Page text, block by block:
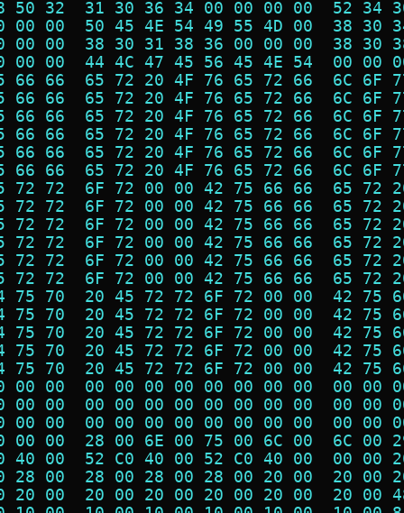
50 32  31 30 36 34 00 00 00 00  52
00 00  50 45 4E 54 49 55 4D 00  38
00 00  38 30 31 38 36 00 00 00  38
00 00  44 4C 47 45 56 45 4E 54  00
66 66  65 72 20 4F 76 65 72 66  6C
66 66  65 72 20 4F 76 65 72 66  6C
66 66  65 72 20 4F 76 65 72 66  6C
66 66  65 72 20 4F 76 65 72 66  6C
66 66  65 72 20 4F 76 65 72 66  6C
66 66  65 72 20 4F 76 65 72 66  6C
72 72  6F 72 00 00 42 75 66 66  65
72 72  6F 72 00 00 42 75 66 66  65
72 72  6F 72 00 00 42 75 66 66  65
72 72  6F 72 00 00 42 75 66 66  65
72 72  6F 72 00 00 42 75 66 66  65
72 72  6F 72 00 00 42 75 66 66  65
75 70  20 45 72 72 6F 72 00 00  42
75 70  20 45 72 72 6F 72 00 00  42
75 70  20 45 72 72 6F 72 00 00  42
75 70  20 45 72 72 6F 72 00 00  42
75 70  20 45 72 72 6F 72 00 00  42
00 00  00 00 00 00 00 00 00 00  00
00 00  00 00 00 00 00 00 00 00  00
00 00  00 00 00 00 00 00 00 00  00
00 00  28 00 6E 00 75 00 6C 00  6C
40 00  52 C0 40 00 52 C0 40 00  00
28 00  28 00 28 00 28 00 20 00  20
20 00  20 00 20 00 20 00 20 00  20